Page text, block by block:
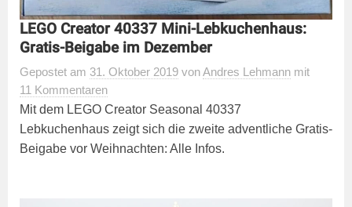
LEGO Creator 40337 Mini-Lebkuchenhaus:
Gratis-Beigabe im Dezember
Gepostet am 31. Oktober 2019 vonAndres Lehmann mit
11 Kommentaren
Mit dem LEGO Creator Seasonal 40337
Lebkuchenhaus zeigt sich die zweite adventliche Gratis-
Beigabe vor Weihnachten: Alle Infos.